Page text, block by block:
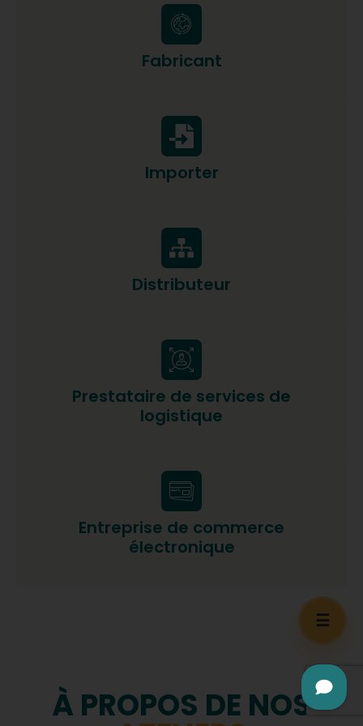
☰
Fabricant
Importer
Distributeur
Prestataire de services de
logistique
Entreprise de commerce
électronique
À PROPOS DE NOS